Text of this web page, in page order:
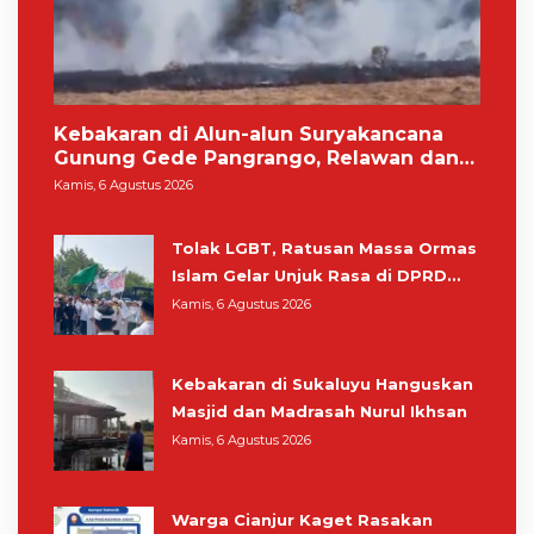
Kebakaran di Alun-alun Suryakancana
Gunung Gede Pangrango, Relawan dan
Warga Masih Bersiaga
Kamis, 6 Agustus 2026
Tolak LGBT, Ratusan Massa Ormas
Islam Gelar Unjuk Rasa di DPRD
Cianjur
Kamis, 6 Agustus 2026
Kebakaran di Sukaluyu Hanguskan
Masjid dan Madrasah Nurul Ikhsan
Kamis, 6 Agustus 2026
Warga Cianjur Kaget Rasakan